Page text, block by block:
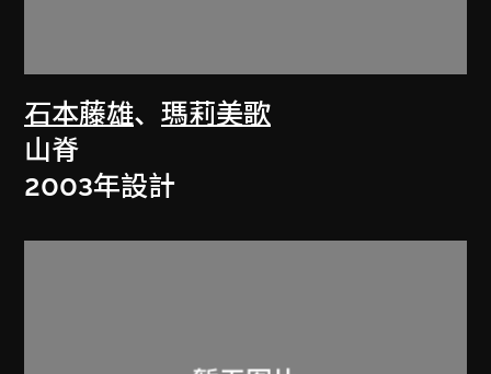
石本藤雄、瑪莉美歌
山脊
2003年設計